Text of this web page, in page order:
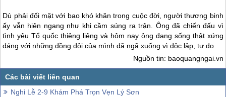
Dù phải đối mặt với bao khó khăn trong cuộc đời, người thương binh
ấy vẫn hiên ngang như khi cầm súng ra trận. Ông đã chiến đấu vì
tình yêu Tổ quốc thiêng liêng và hôm nay ông đang sống thật xứng
đáng với những đồng đội của mình đã ngã xuống vì độc lập, tự do.
Nguồn tin: baoquangngai.vn
Nghỉ Lễ 2-9 Khám Phá Trọn Vẹn Lý Sơn